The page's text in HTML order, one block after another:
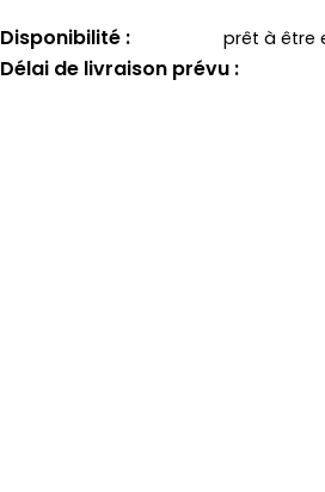
Disponibilité : prêt à être
Délai de livraison prévu :